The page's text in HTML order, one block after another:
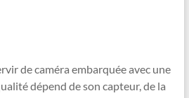
de caméra embarquée avec une
dépend de son capteur, de la